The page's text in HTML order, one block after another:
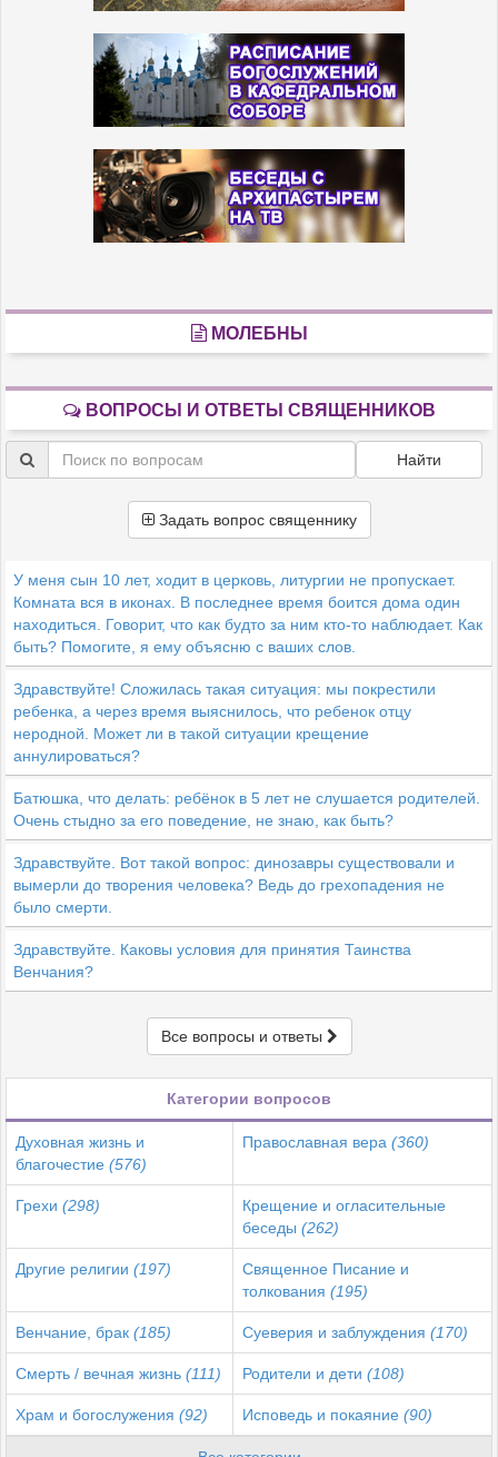
МОЛЕБНЫ
ВОПРОСЫ И ОТВЕТЫ СВЯЩЕННИКОВ
Найти
Задать вопрос священнику
У меня сын 10 лет, ходит в церковь, литургии не пропускает.
Комната вся в иконах. В последнее время боится дома один
находиться. Говорит, что как будто за ним кто-то наблюдает. Как
быть? Помогите, я ему объясню с ваших слов.
Здравствуйте! Сложилась такая ситуация: мы покрестили
ребенка, а через время выяснилось, что ребенок отцу
неродной. Может ли в такой ситуации крещение
аннулироваться?
Батюшка, что делать: ребёнок в 5 лет не слушается родителей.
Очень стыдно за его поведение, не знаю, как быть?
Здравствуйте. Вот такой вопрос: динозавры существовали и
вымерли до творения человека? Ведь до грехопадения не
было смерти.
Здравствуйте. Каковы условия для принятия Таинства
Венчания?
Все вопросы и ответы
Категории вопросов
Духовная жизнь и
благочестие (576)
Православная вера (360)
Грехи (298)
Крещение и огласительные
беседы (262)
Другие религии (197)
Священное Писание и
толкования (195)
Венчание, брак (185) Суеверия и заблуждения (170)
Смерть / вечная жизнь (111) Родители и дети (108)
Храм и богослужения (92) Исповедь и покаяние (90)